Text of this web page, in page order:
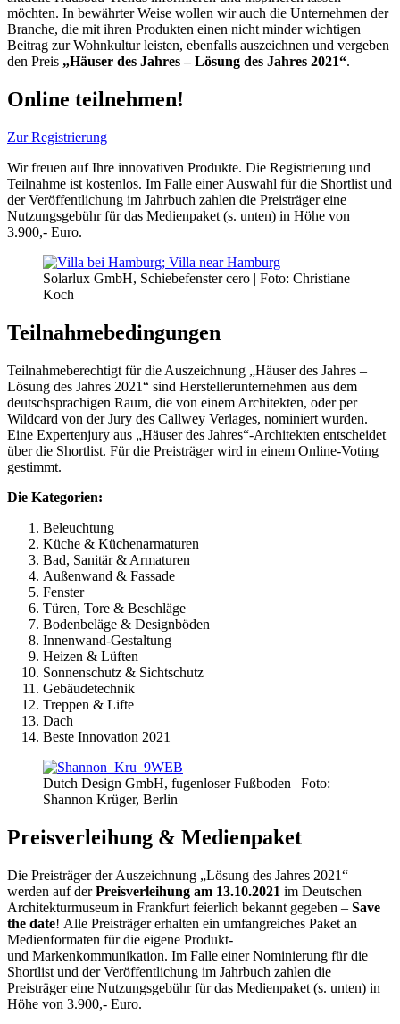
möchten. In bewährter Weise wollen wir auch die Unternehmen der
Branche, die mit ihren Produkten einen nicht minder wichtigen
Beitrag zur Wohnkultur leisten, ebenfalls auszeichnen und vergeben
den Preis „Häuser des Jahres – Lösung des Jahres 2021“.
Online teilnehmen!
Zur Registrierung
Wir freuen auf Ihre innovativen Produkte. Die Registrierung und
Teilnahme ist kostenlos. Im Falle einer Auswahl für die Shortlist und
der Veröffentlichung im Jahrbuch zahlen die Preisträger eine
Nutzungsgebühr für das Medienpaket (s. unten) in Höhe von
3.900,- Euro.
Solarlux GmbH, Schiebefenster cero | Foto: Christiane
Koch
Teilnahmebedingungen
Teilnahmeberechtigt für die Auszeichnung „Häuser des Jahres –
Lösung des Jahres 2021“ sind Herstellerunternehmen aus dem
deutschsprachigen Raum, die von einem Architekten, oder per
Wildcard von der Jury des Callwey Verlages, nominiert wurden.
Eine Expertenjury aus „Häuser des Jahres“-Architekten entscheidet
über die Shortlist. Für die Preisträger wird in einem Online-Voting
gestimmt.
Die Kategorien:
Beleuchtung
Küche & Küchenarmaturen
Bad, Sanitär & Armaturen
Außenwand & Fassade
Fenster
Türen, Tore & Beschläge
Bodenbeläge & Designböden
Innenwand-Gestaltung
Heizen & Lüften
Sonnenschutz & Sichtschutz
Gebäudetechnik
Treppen & Lifte
Dach
Beste Innovation 2021
Dutch Design GmbH, fugenloser Fußboden | Foto:
Shannon Krüger, Berlin
Preisverleihung & Medienpaket
Die Preisträger der Auszeichnung „Lösung des Jahres 2021“
werden auf derPreisverleihung am 13.10.2021 im Deutschen
Architekturmuseum in Frankfurt feierlich bekannt gegeben – Save
the date! Alle Preisträger erhalten ein umfangreiches Paket an
Medienformaten für die eigene Produkt-
und Markenkommunikation. Im Falle einer Nominierung für die
Shortlist und der Veröffentlichung im Jahrbuch zahlen die
Preisträger eine Nutzungsgebühr für das Medienpaket (s. unten) in
Höhe von 3.900,- Euro.